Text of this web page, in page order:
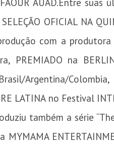
AUAD.Entre
OFICIAL NA
com a
PREMIADO na
Argentina/
LATINA no Festival
também a série
MYMAMA